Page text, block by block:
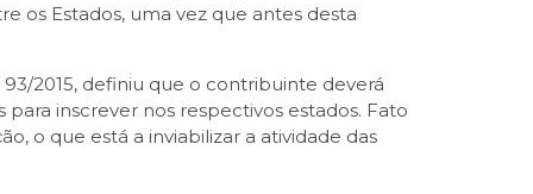
os Estados, uma vez que antes desta
2015, definiu que o contribuinte deverá
inscrever nos respectivos estados. Fato
o que está a inviabilizar a atividade das